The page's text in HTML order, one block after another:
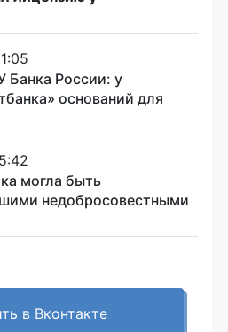
Банка России: у
оснований для
могла быть
недобросовестными
в Вконтакте